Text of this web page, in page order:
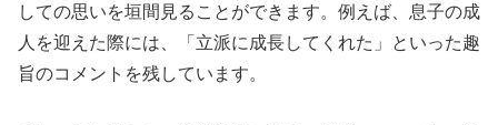
しての思いを垣間見ることができます。例えば、息子の成
人を迎えた際には、「立派に成長してくれた」といった趣
旨のコメントを残しています。